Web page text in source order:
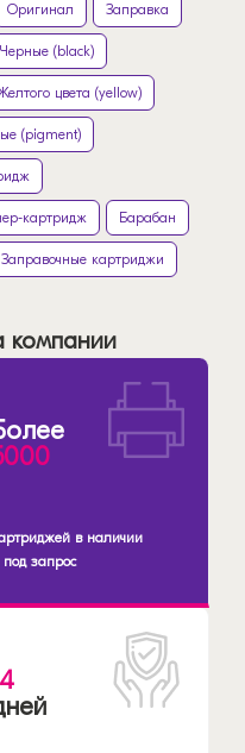
Оригинал Заправка
Черные (black)
цвета (yellow)
(pigment)
картридж Барабан
Заправочные картриджи
компании
в наличии
под запрос